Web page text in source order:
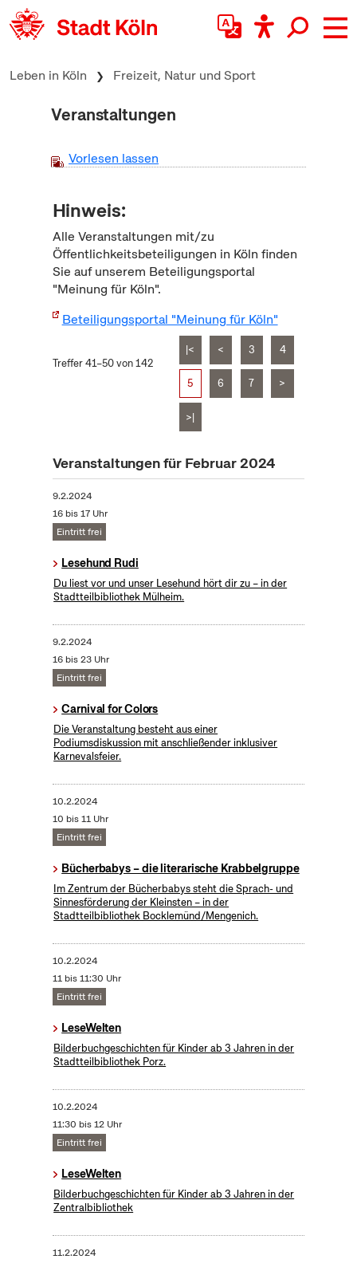
zum Inhalt springen
Leben in Köln Freizeit, Natur und Sport
Veranstaltungen
Vorlesen lassen
Hinweis:
Alle Veranstaltungen mit/zu
Öffentlichkeitsbeteiligungen in Köln finden
Sie auf unserem Beteiligungsportal
"Meinung für Köln".
Beteiligungsportal "Meinung für Köln"
Treffer 41–50 von 142
|< < 3 4
5 6 7 >
>|
Veranstaltungen für Februar 2024
9.2.2024
16 bis 17 Uhr
Eintritt frei
Lesehund Rudi
Du liest vor und unser Lesehund hört dir zu – in der
Stadtteilbibliothek Mülheim.
9.2.2024
16 bis 23 Uhr
Eintritt frei
Carnival for Colors
Die Veranstaltung besteht aus einer
Podiumsdiskussion mit anschließender inklusiver
Karnevalsfeier.
10.2.2024
10 bis 11 Uhr
Eintritt frei
Bücherbabys – die literarische Krabbelgruppe
Im Zentrum der Bücherbabys steht die Sprach- und
Sinnesförderung der Kleinsten – in der
Stadtteilbibliothek Bocklemünd/Mengenich.
10.2.2024
11 bis 11:30 Uhr
Eintritt frei
LeseWelten
Bilderbuchgeschichten für Kinder ab 3 Jahren in der
Stadtteilbibliothek Porz.
10.2.2024
11:30 bis 12 Uhr
Eintritt frei
LeseWelten
Bilderbuchgeschichten für Kinder ab 3 Jahren in der
Zentralbibliothek
11.2.2024